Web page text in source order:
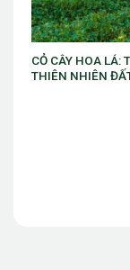
VIB ra mắt
làm chủ thời